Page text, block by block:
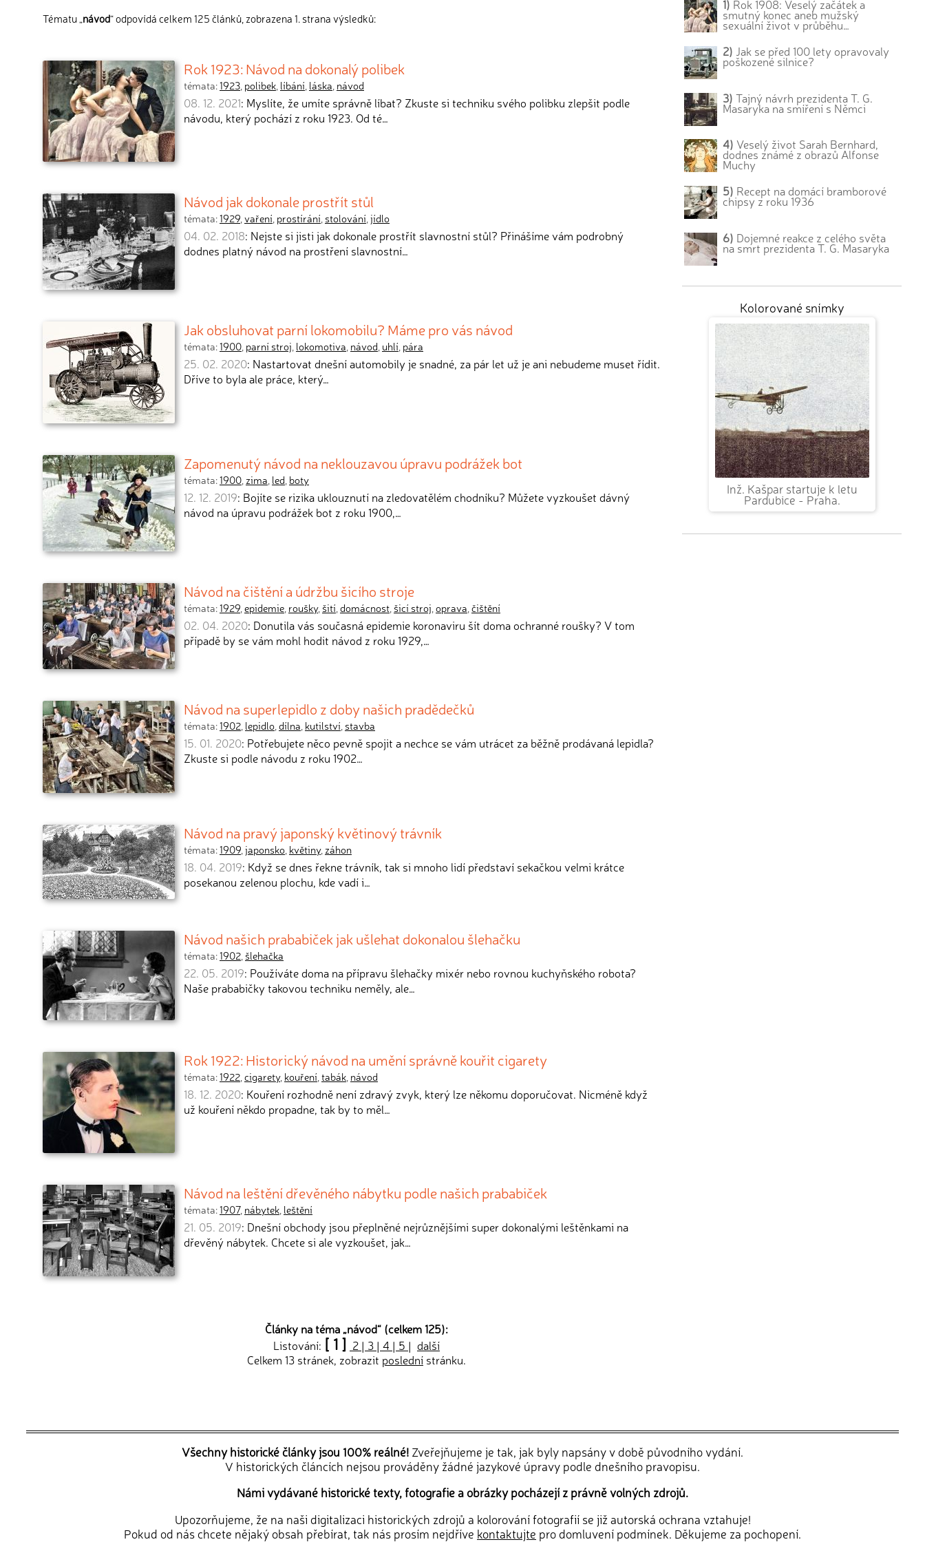
Tématu „návod“ odpovídá celkem 125 článků, zobrazena 1. strana výsledků:
Rok 1923: Návod na dokonalý polibek
témata:1923, polibek, líbání, láska, návod
08. 12. 2021: Myslíte, že umíte správně líbat? Zkuste si techniku svého polibku zlepšit podle
návodu, který pochází z roku 1923. Od té…
Návod jak dokonale prostřít stůl
témata:1929,vaření, prostírání, stolování,jídlo
04. 02. 2018: Nejste si jisti jak dokonale prostřít slavnostní stůl? Přinášíme vám podrobný
dodnes platný návod na prostření slavnostní…
Jak obsluhovat parní lokomobilu? Máme pro vás návod
témata:1900, parní stroj, lokomotiva, návod, uhlí, pára
25. 02. 2020: Nastartovat dnešní automobily je snadné, za pár let už je ani nebudeme muset řídit.
Dříve to byla ale práce, který…
Zapomenutý návod na neklouzavou úpravu podrážek bot
témata:1900, zima, led, boty
12. 12. 2019: Bojíte se rizika uklouznutí na zledovatělém chodníku? Můžete vyzkoušet dávný
návod na úpravu podrážek bot z roku 1900,…
Návod na čištění a údržbu šicího stroje
témata:1929,epidemie, roušky, šití,domácnost, šicí stroj,oprava,čištění
02. 04. 2020: Donutila vás současná epidemie koronaviru šít doma ochranné roušky? V tom
případě by se vám mohl hodit návod z roku 1929,…
Návod na superlepidlo z doby našich pradědečků
témata:1902, lepidlo,dílna, kutilství, stavba
15. 01. 2020: Potřebujete něco pevně spojit a nechce se vám utrácet za běžně prodávaná lepidla?
Zkuste si podle návodu z roku 1902…
Návod na pravý japonský květinový trávník
témata:1909,japonsko, květiny, záhon
18. 04. 2019: Když se dnes řekne trávník, tak si mnoho lidí představí sekačkou velmi krátce
posekanou zelenou plochu, kde vadí i…
Návod našich prababiček jak ušlehat dokonalou šlehačku
témata:1902, šlehačka
22. 05. 2019: Používáte doma na přípravu šlehačky mixér nebo rovnou kuchyňského robota?
Naše prababičky takovou techniku neměly, ale…
Rok 1922: Historický návod na umění správně kouřit cigarety
témata:1922,cigarety, kouření,tabák, návod
18. 12. 2020: Kouření rozhodně není zdravý zvyk, který lze někomu doporučovat. Nicméně když
už kouření někdo propadne, tak by to měl…
Návod na leštění dřevěného nábytku podle našich prababiček
témata:1907, nábytek, leštění
21. 05. 2019: Dnešní obchody jsou přeplněné nejrůznějšími super dokonalými leštěnkami na
dřevěný nábytek. Chcete si ale vyzkoušet, jak…
Články na téma „návod“ (celkem 125):
Listování: [ 1 ] 2 | 3 | 4 | 5 | další
Celkem 13 stránek, zobrazit poslední stránku.
1) Rok 1908: Veselý začátek a
smutný konec aneb mužský
sexuální život v průběhu…
2) Jak se před 100 lety opravovaly
poškozené silnice?
3) Tajný návrh prezidenta T. G.
Masaryka na smíření s Němci
4) Veselý život Sarah Bernhard,
dodnes známé z obrazů Alfonse
Muchy
5) Recept na domácí bramborové
chipsy z roku 1936
6) Dojemné reakce z celého světa
na smrt prezidenta T. G. Masaryka
Kolorované snímky
Inž. Kašpar startuje k letu
Pardubice - Praha.
Všechny historické články jsou 100% reálné! Zveřejňujeme je tak, jak byly napsány v době původního vydání.
V historických článcích nejsou prováděny žádné jazykové úpravy podle dnešního pravopisu.
Námi vydávané historické texty, fotografie a obrázky pocházejí z právně volných zdrojů.
Upozorňujeme, že na naši digitalizaci historických zdrojů a kolorování fotografií se již autorská ochrana vztahuje!
Pokud od nás chcete nějaký obsah přebírat, tak nás prosím nejdříve kontaktujte pro domluvení podmínek. Děkujeme za pochopení.